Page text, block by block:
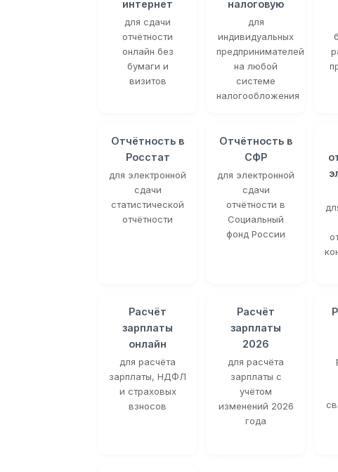
интернет
для сдачи
отчётности
онлайн без
бумаги и
визитов
налоговую
для
индивидуальных
предпринимателей
на любой
системе
налогообложения
Отчётность в
Росстат
для электронной
сдачи
статистической
отчётности
Отчётность в
СФР
для электронной
сдачи
отчётности в
Социальный
фонд России
Расчёт
зарплаты
онлайн
для расчёта
зарплаты, НДФЛ
и страховых
взносов
Расчёт
зарплаты
2026
для расчёта
зарплаты с
учётом
изменений 2026
года